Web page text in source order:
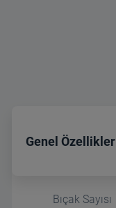
Genel Özellikler
Bıçak Sayısı